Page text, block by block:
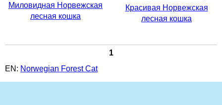
Миловидная Норвежская
лесная кошка
Красивая Норвежская
лесная кошка
1
EN: Norwegian Forest Cat